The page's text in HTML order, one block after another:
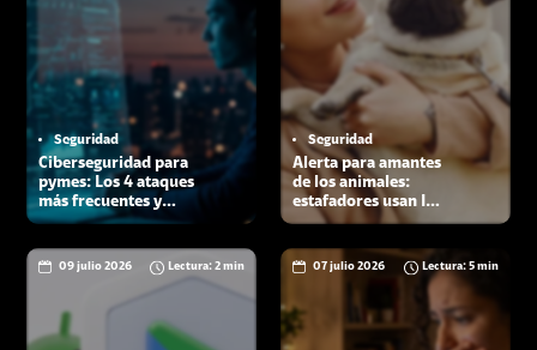
Seguridad
Ciberseguridad para
pymes: Los 4 ataques
más frecuentes y
cómo proteger tu
Seguridad
Alerta para amantes
de los animales:
estafadores usan IA
para pedir dinero
09 julio 2026 Lectura: 2 min 07 julio 2026 Lectura: 5 min